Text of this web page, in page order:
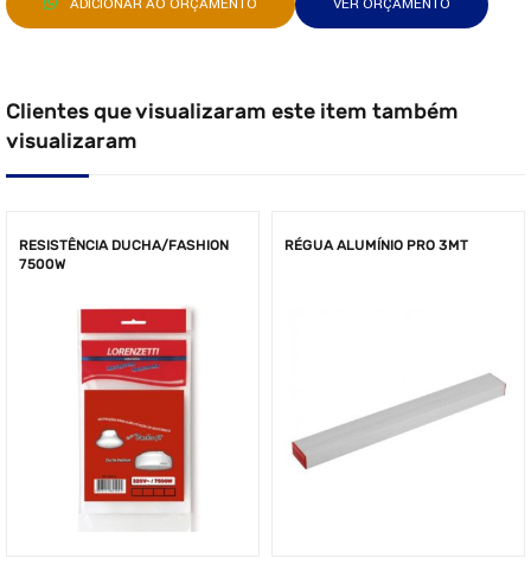
ADICIONAR AO ORÇAMENTO VER ORÇAMENTO
Clientes que visualizaram este item também
visualizaram
RESISTÊNCIA DUCHA/FASHION
7500W
RÉGUA ALUMÍNIO PRO 3MT